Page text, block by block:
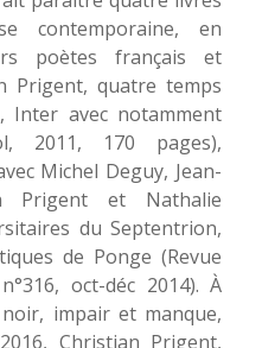
contemporaine, en
poètes français et
Prigent, quatre temps
Inter avec notamment
2011, 170 pages),
Michel Deguy, Jean-
Prigent et Nathalie
du Septentrion,
de Ponge (Revue
oct-déc 2014). À
impair et manque,
Christian Prigent,